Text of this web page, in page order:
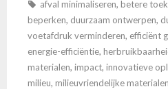
afval minimaliseren, betere
beperken, duurzaam ontwerpen,
voetafdruk verminderen, efficiënt
energie-efficiëntie,
materialen, impact, innovatieve
milieu, milieuvriendelijke materialen